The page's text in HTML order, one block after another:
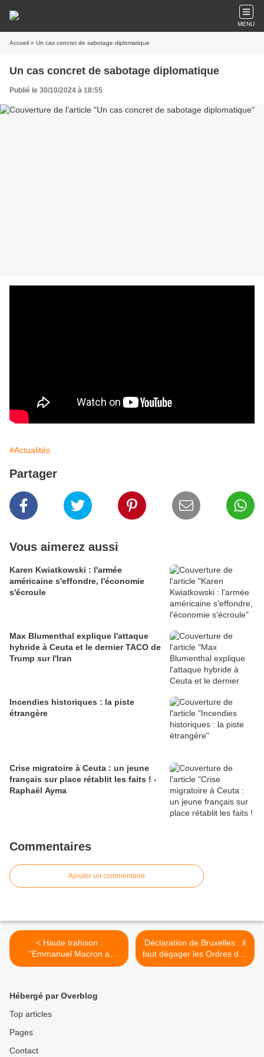
MENU
Accueil » Un cas concret de sabotage diplomatique
Un cas concret de sabotage diplomatique
Publié le 30/10/2024 à 18:55
#Actualités
Partager
Vous aimerez aussi
Karen Kwiatkowski : l'armée
américaine s'effondre, l'économie
s'écroule
Max Blumenthal explique l'attaque
hybride à Ceuta et le dernier TACO de
Trump sur l'Iran
Incendies historiques : la piste
étrangère
Crise migratoire à Ceuta : un jeune
français sur place rétablit les faits ! -
Raphaël Ayma
Commentaires
Ajouter un commentaire
< Haute trahison :
"Emmanuel Macron a
massacré un pays qui allait
Déclaration de Bruxelles : il
faut dégager les Ordres des
médecins corrompus ! >
Hébergé par Overblog
Top articles
Pages
Contact